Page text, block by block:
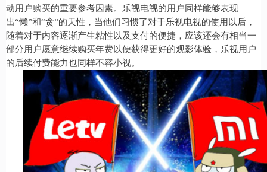
动用户购买的重要参考因素。乐视电视的用户同样能够表现
出“懒”和“贪”的天性，当他们习惯了对于乐视电视的使用以后，
随着对于内容逐渐产生粘性以及支付的便捷，应该还会有相当一
部分用户愿意继续购买年费以便获得更好的观影体验，乐视用户
的后续付费能力也同样不容小视。